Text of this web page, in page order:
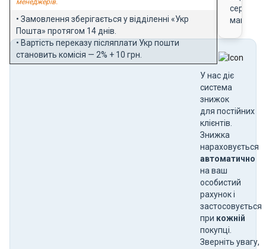
менеджерів.
• Замовлення зберігається у відділенні «Укр
Пошта» протягом 14 днів.
• Вартість переказу післяплати Укр пошти
становить комісія — 2% + 10 грн.
магазину
У нас діє
система
знижок
для постійних
клієнтів.
Знижка
нараховується
автоматично
на ваш
особистий
рахунок і
застосовується
при кожній
покупці.
Зверніть увагу,